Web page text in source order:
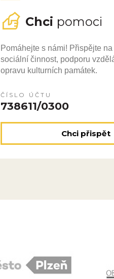
Chci pomoci
Pomáhejte s námi! Přispějte
sociální činnost, podporu
opravu kulturních památek.
ČÍSLO ÚČTU
738611/0300
Chci přispět